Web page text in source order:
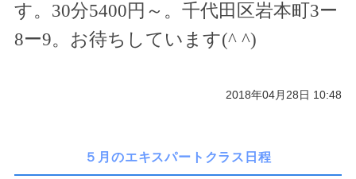
す。 30分5400 円～。千代田区岩本町3ー
8ー9。お待ちしています(^ ^)
2018年04月28日 10:48
５月のエキスパートクラス日程